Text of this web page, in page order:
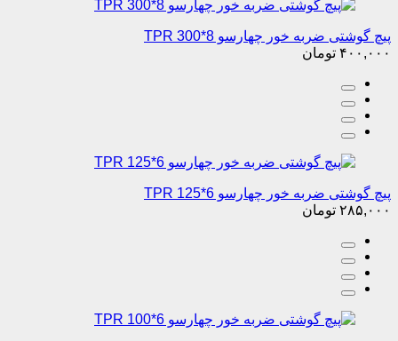
پیچ گوشتی ضربه خور چهارسو 8*300 TPR
۴۰۰,۰۰۰ تومان
پیچ گوشتی ضربه خور چهارسو 6*125 TPR
۲۸۵,۰۰۰ تومان